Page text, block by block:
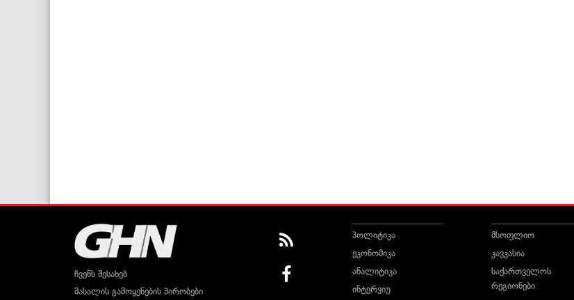
ჩვენს შესახებ
მასალის გამოყენების პირობები
პოლიტიკა
ეკონომიკა
ანალიტიკა
ინტერვიუ
მსოფლიო
კავკასია
საქართველოს
რეგიონები